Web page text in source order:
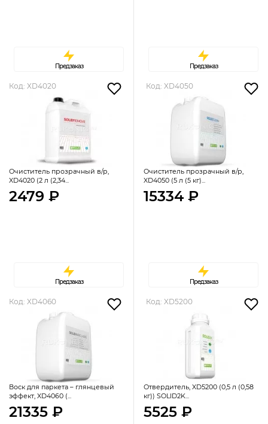
Предзаказ Предзаказ
Код: XD4020
Очиститель прозрачный в/р,
XD4020 (2 л (2,34...
2479 ₽
Предзаказ
Код: XD4050
Очиститель прозрачный в/р,
XD4050 (5 л (5 кг)...
15334 ₽
Предзаказ
Код: XD4060
Воск для паркета – глянцевый
эффект, XD4060 (...
21335 ₽
Код: XD5200
Отвердитель, XD5200 (0,5 л (0,58
кг)) SOLID2K...
5525 ₽